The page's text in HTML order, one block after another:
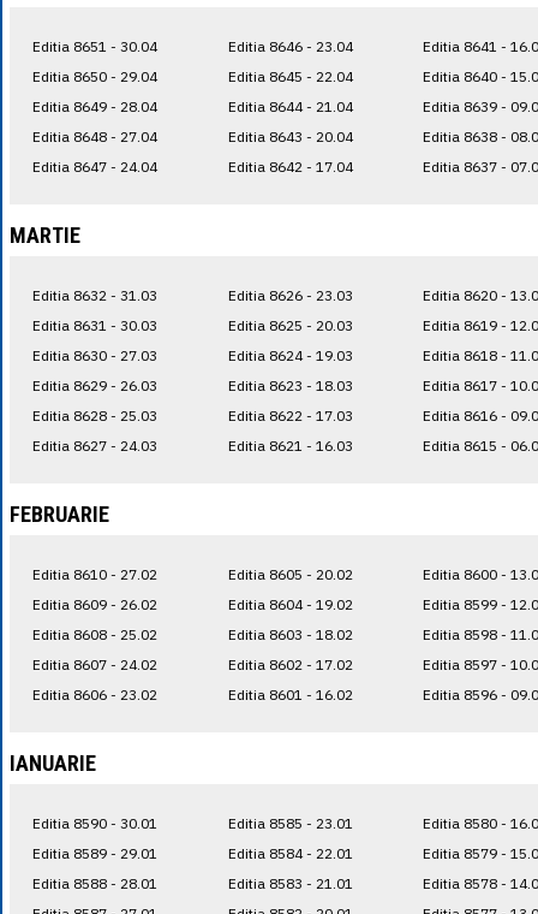
Editia 8651 - 30.04
Editia 8650 - 29.04
Editia 8649 - 28.04
Editia 8648 - 27.04
Editia 8647 - 24.04
Editia 8646 - 23.04
Editia 8645 - 22.04
Editia 8644 - 21.04
Editia 8643 - 20.04
Editia 8642 - 17.04
Editia 8641 -
Editia 8640 -
Editia 8639 -
Editia 8638 -
Editia 8637 -
MARTIE
Editia 8632 - 31.03
Editia 8631 - 30.03
Editia 8630 - 27.03
Editia 8629 - 26.03
Editia 8628 - 25.03
Editia 8627 - 24.03
Editia 8626 - 23.03
Editia 8625 - 20.03
Editia 8624 - 19.03
Editia 8623 - 18.03
Editia 8622 - 17.03
Editia 8621 - 16.03
Editia 8620 -
Editia 8619 -
Editia 8618 -
Editia 8617 -
Editia 8616 -
Editia 8615 -
FEBRUARIE
Editia 8610 - 27.02
Editia 8609 - 26.02
Editia 8608 - 25.02
Editia 8607 - 24.02
Editia 8606 - 23.02
Editia 8605 - 20.02
Editia 8604 - 19.02
Editia 8603 - 18.02
Editia 8602 - 17.02
Editia 8601 - 16.02
Editia 8600 -
Editia 8599 -
Editia 8598 -
Editia 8597 -
Editia 8596 -
IANUARIE
Editia 8590 - 30.01
Editia 8589 - 29.01
Editia 8588 - 28.01
Editia 8585 - 23.01
Editia 8584 - 22.01
Editia 8583 - 21.01
Editia 8580 -
Editia 8579 -
Editia 8578 -